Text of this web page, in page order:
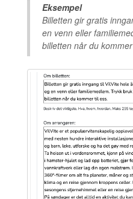
Eksempel
Billetten gir gratis
en venn eller
billetten når du